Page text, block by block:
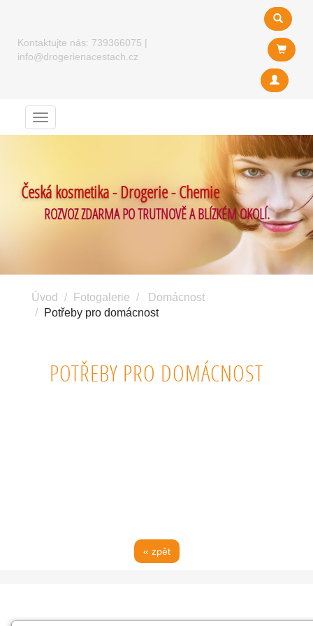
Kontaktujte nás: 739366075 |
info@drogerienacestach.cz
Menu
Česká kosmetika - Drogerie - Chemie
ROZVOZ ZDARMA PO TRUTNOVĚ A BLÍZKÉM OKOLÍ.
Úvod Fotogalerie
Domácnost
Potřeby pro domácnost
POTŘEBY PRO DOMÁCNOST
« zpět